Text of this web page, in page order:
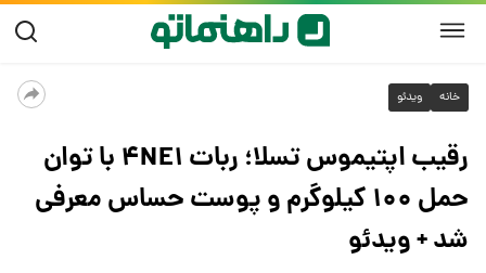
خانه ویدئو
رقیب اپتیموس تسلا؛ ربات ۴NE۱ با توان
حمل ۱۰۰ کیلوگرم و پوست حساس معرفی
شد + ویدئو